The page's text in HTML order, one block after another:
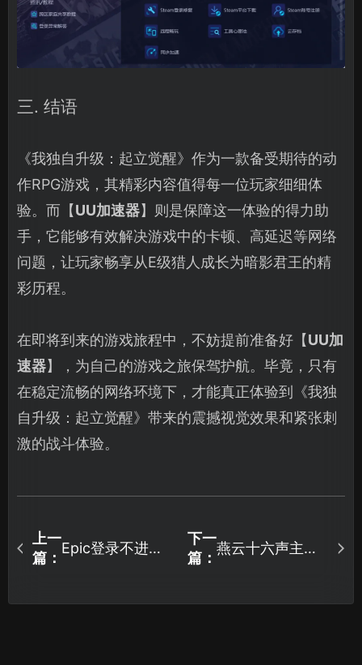
三. 结语
《我独自升级：起立觉醒》作为一款备受期待的动
作RPG游戏，其精彩内容值得每一位玩家细细体
验。而【UU加速器】则是保障这一体验的得力助
手，它能够有效解决游戏中的卡顿、高延迟等网络
问题，让玩家畅享从E级猎人成长为暗影君王的精
彩历程。
在即将到来的游戏旅程中，不妨提前准备好【UU加
速器】，为自己的游戏之旅保驾护航。毕竟，只有
在稳定流畅的网络环境下，才能真正体验到《我独
自升级：起立觉醒》带来的震撼视觉效果和紧张刺
激的战斗体验。
上一
篇：
Epic登录不进去
下一
篇：
燕云十六声主机